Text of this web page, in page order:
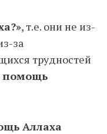
, т.е. они не из-
за
трудностей
помощь
Аллаха